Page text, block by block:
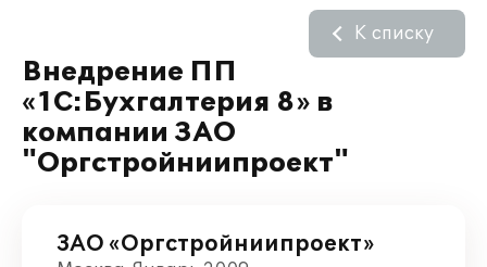
Внедрение ПП
«1С:Бухгалтерия 8» в
компании ЗАО
"Оргстройниипроект"
К списку
ЗАО «Оргстройниипроект»